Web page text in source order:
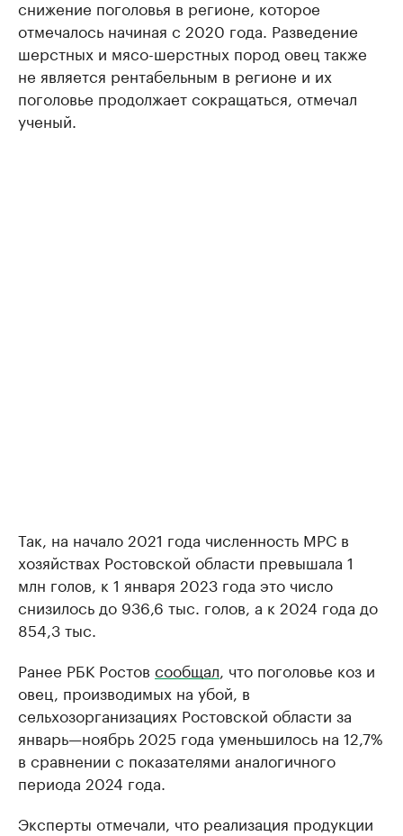
снижение поголовья в регионе, которое
отмечалось начиная с 2020 года. Разведение
шерстных и мясо-шерстных пород овец также
не является рентабельным в регионе и их
поголовье продолжает сокращаться, отмечал
ученый.
Так, на начало 2021 года численность МРС в
хозяйствах Ростовской области превышала 1
млн голов, к 1 января 2023 года это число
снизилось до 936,6 тыс. голов, а к 2024 года до
854,3 тыс.
Ранее РБК Ростов сообщал , что поголовье коз и
овец, производимых на убой, в
сельхозорганизациях Ростовской области за
январь—ноябрь 2025 года уменьшилось на 12,7%
в сравнении с показателями аналогичного
периода 2024 года.
Эксперты отмечали, что реализация продукции